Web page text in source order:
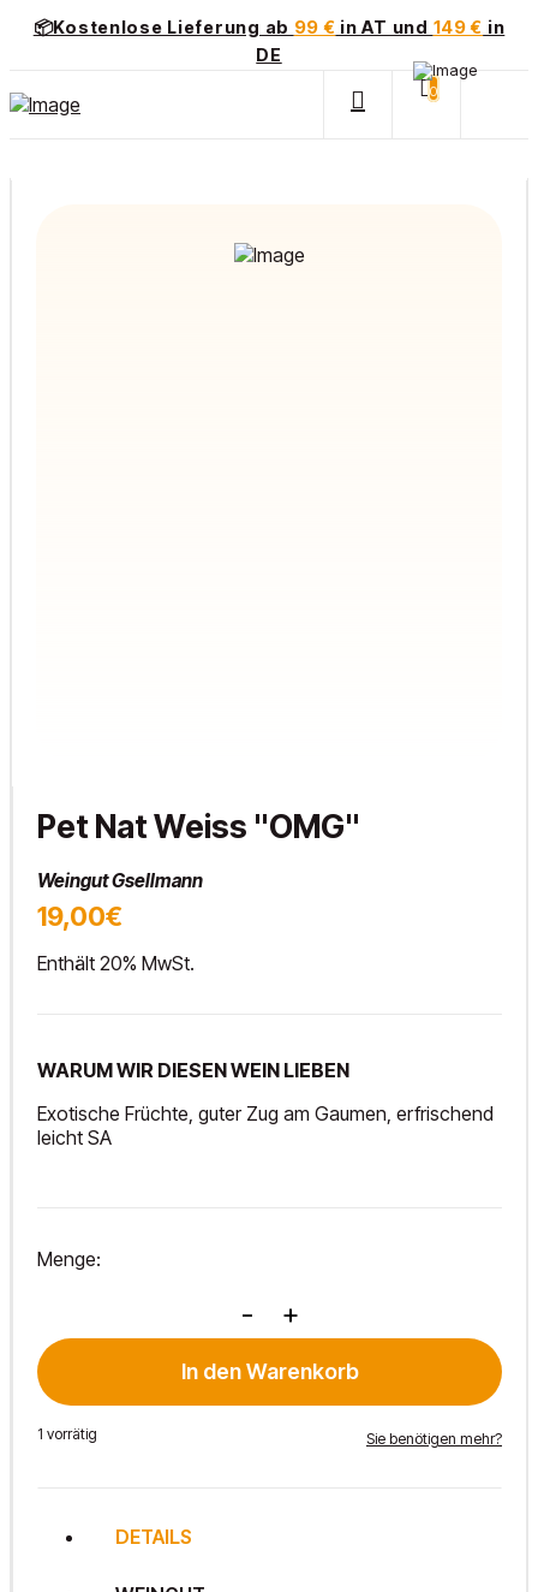
📦Kostenlose Lieferung ab 99 € in AT und 149 € in
DE
0
Pet Nat Weiss "OMG"
Weingut Gsellmann
19,00€
Enthält 20% MwSt.
WARUM WIR DIESEN WEIN LIEBEN
Exotische Früchte, guter Zug am Gaumen, erfrischend
leicht SA
Menge:
-
Nat
"OMG"
+
In den Warenkorb
1 vorrätig Sie benötigen mehr?
DETAILS